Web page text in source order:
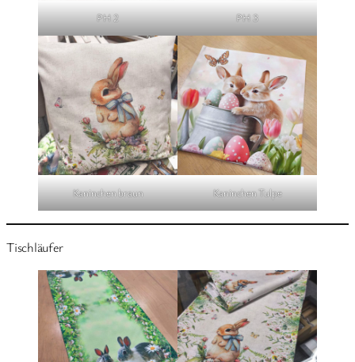
PH 2 PH 3
Kaninchen braun Kaninchen Tulpe
Tischläufer